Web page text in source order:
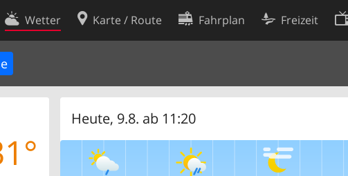
Wetter Karte / Route Fahrplan Freizeit
Heute, 9.8. ab 11:20
Cookie-Einstellungen